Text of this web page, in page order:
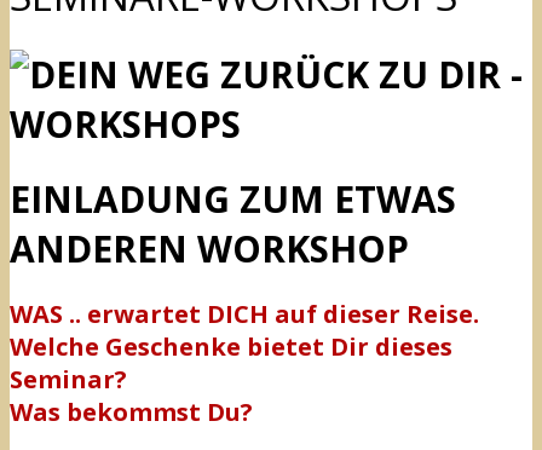
EINLADUNG ZUM ETWAS
ANDEREN WORKSHOP
WAS .. erwartet DICH auf dieser Reise.
Welche Geschenke bietet Dir dieses
Seminar?
Was bekommst Du?